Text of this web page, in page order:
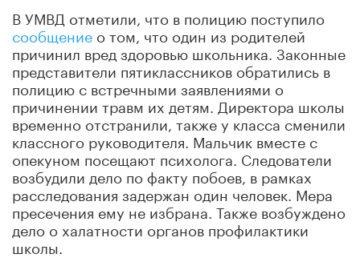
В УМВД отметили, что в полицию поступило
сообщение о том, что один из родителей
причинил вред здоровью школьника. Законные
представители пятиклассников обратились в
полицию с встречными заявлениями о
причинении травм их детям. Директора школы
временно отстранили, также у класса сменили
классного руководителя. Мальчик вместе с
опекуном посещают психолога. Следователи
возбудили дело по факту побоев, в рамках
расследования задержан один человек. Мера
пресечения ему не избрана. Также возбуждено
дело о халатности органов профилактики
школы.